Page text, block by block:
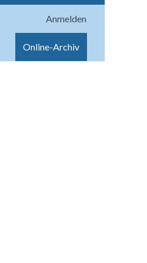
Anmelden
Online-Archiv